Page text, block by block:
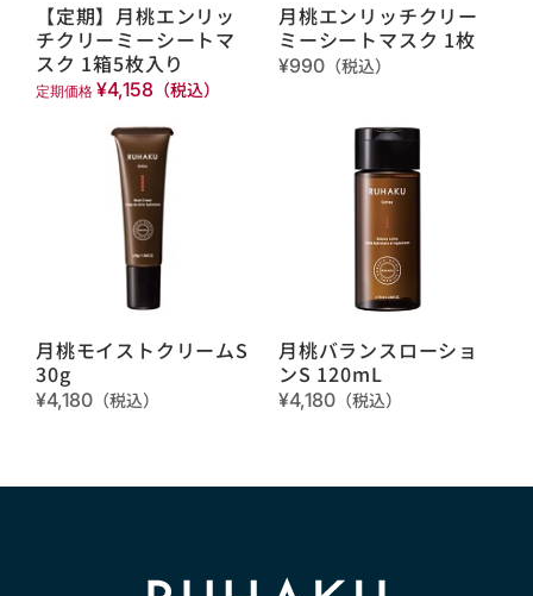
【定期】月桃エンリッ
チクリーミーシートマ
スク 1箱5枚入り
定期価格 ¥4,158 （税込）
月桃エンリッチクリー
ミーシートマスク 1枚
¥990 （税込）
月桃モイストクリームS
30g
¥4,180 （税込）
月桃バランスローショ
ンS 120mL
¥4,180 （税込）